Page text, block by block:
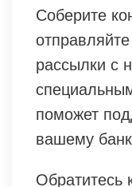
Соберите
рассылки с
поможет
вашему
Обратитесь